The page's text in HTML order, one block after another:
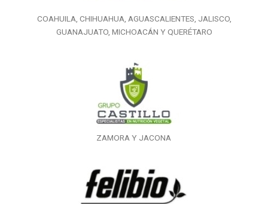
COAHUILA, CHIHUAHUA, AGUASCALIENTES, JALISCO,
GUANAJUATO, MICHOACÁN Y QUERÉTARO
ZAMORA Y JACONA